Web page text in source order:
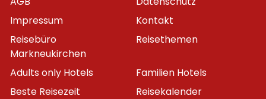
Impressum
Kontakt
Reisebüro
Markneukirchen
Reisethemen
Adults only Hotels
Familien Hotels
Beste Reisezeit
Reisekalender